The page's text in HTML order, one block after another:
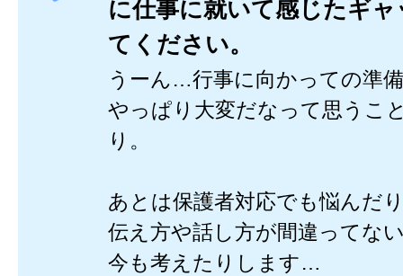
に仕事に就いて感じたギ
てください。
うーん…行事に向かっての準
やっぱり大変だなって思うこ
り。
あとは保護者対応でも悩んだ
伝え方や話し方が間違ってな
今も考えたりします…